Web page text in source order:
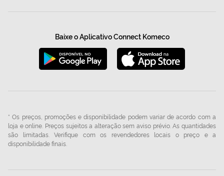
Baixe o Aplicativo Connect Komeco
* Os preços, promoções e disponibilidade podem variar de acordo com a
loja e online. Preços sujeitos a alteração sem aviso prévio. As quantidades
são limitadas. Verifique com os revendedores locais o preço e a
disponibilidade finais.